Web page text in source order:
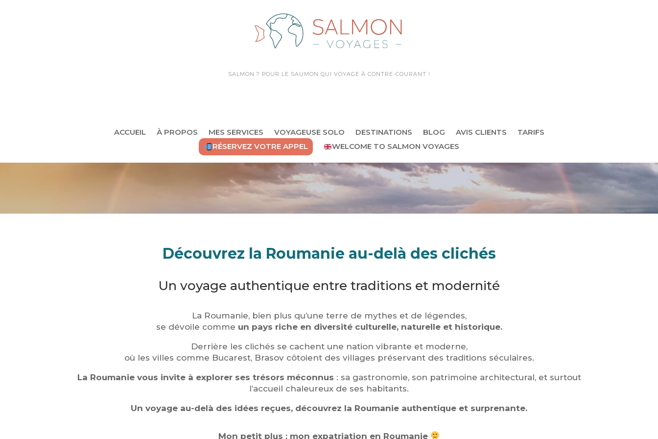
SALMON ? POUR LE SAUMON QUI VOYAGE À CONTRE-COURANT !
ACCUEIL À PROPOS MES SERVICES VOYAGEUSE SOLO DESTINATIONS BLOG AVIS CLIENTS
TARIFS
RÉSERVEZ VOTRE APPEL
WELCOME TO SALMON VOYAGES
Découvrez la Roumanie au-delà des clichés
Un voyage authentique entre traditions et modernité
La Roumanie, bien plus qu’une terre de mythes et de légendes,
se dévoile comme un pays riche en diversité culturelle, naturelle et historique.
Derrière les clichés se cachent une nation vibrante et moderne,
où les villes comme Bucarest, Brasov côtoient des villages préservant des traditions séculaires.
La Roumanie vous invite à explorer ses trésors méconnus : sa gastronomie, son patrimoine architectural, et surtout
l’accueil chaleureux de ses habitants.
Un voyage au-delà des idées reçues, découvrez la Roumanie authentique et surprenante.
Mon petit plus : mon expatriation en Roumanie